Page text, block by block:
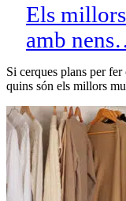
Els
amb
Si cerques plans per
quins són els millors